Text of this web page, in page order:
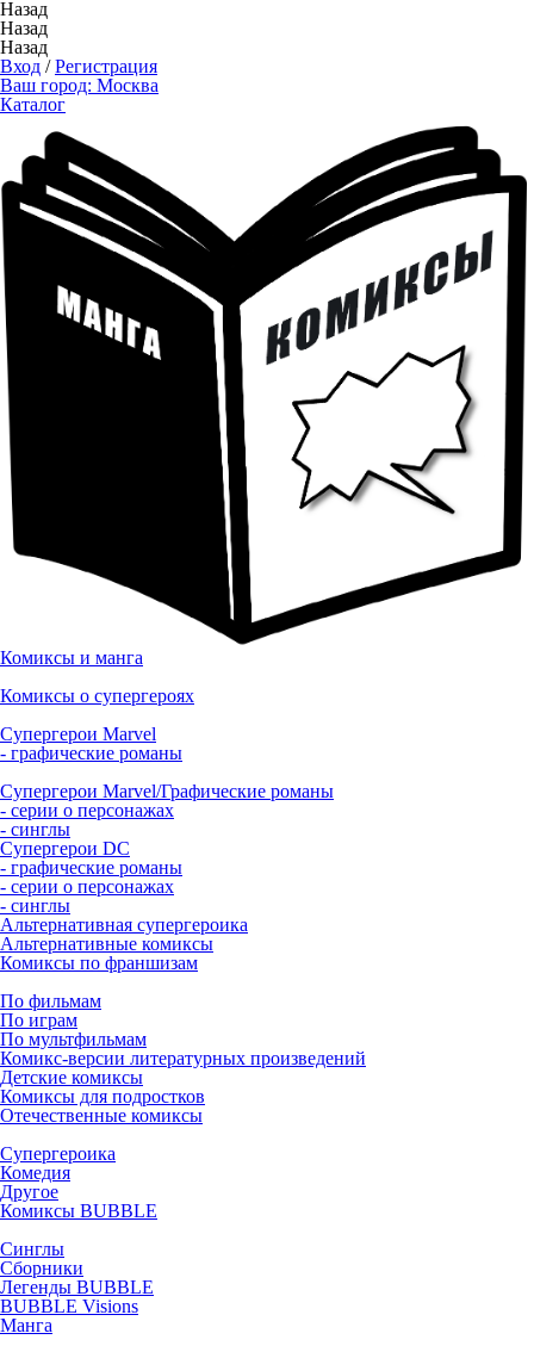
Назад
Назад
Назад
Вход /Регистрация
Ваш город: Москва
Каталог
Комиксы и манга
Комиксы о супергероях
Супергерои Marvel
- графические романы
Супергерои Marvel/Графические романы
- серии о персонажах
- синглы
Супергерои DC
- графические романы
- серии о персонажах
- синглы
Альтернативная супергероика
Альтернативные комиксы
Комиксы по франшизам
По фильмам
По играм
По мультфильмам
Комикс-версии литературных произведений
Детские комиксы
Комиксы для подростков
Отечественные комиксы
Супергероика
Комедия
Другое
Комиксы BUBBLE
Синглы
Сборники
Легенды BUBBLE
BUBBLE Visions
Манга